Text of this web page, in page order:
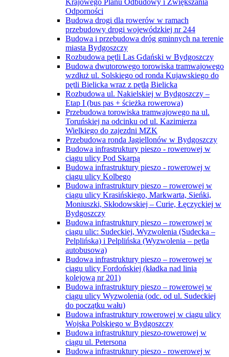
Odporności
Budowa drogi dla rowerów w ramach
przebudowy drogi wojewódzkiej nr 244
Budowa i przebudowa dróg gminnych na terenie
miasta Bydgoszczy
Rozbudowa pętli Las Gdański w Bydgoszczy
Budowa dwutorowego torowiska tramwajowego
wzdłuż ul. Solskiego od ronda Kujawskiego do
pętli Bielicka wraz z pętlą Bielicka
Rozbudowa ul. Nakielskiej w Bydgoszczy –
Etap I (bus pas + ścieżka rowerowa)
Przebudowa torowiska tramwajowego na ul.
Toruńskiej na odcinku od ul. Kazimierza
Wielkiego do zajezdni MZK
Przebudowa ronda Jagiellonów w Bydgoszczy
Budowa infrastruktury pieszo - rowerowej w
ciągu ulicy Pod Skarpą
Budowa infrastruktury pieszo - rowerowej w
ciągu ulicy Kolbego
Budowa infrastruktury pieszo – rowerowej w
ciągu ulicy Krasińskiego, Markwarta, Sieńki,
Moniuszki, Skłodowskiej – Curie, Łęczyckiej w
Bydgoszczy
Budowa infrastruktury pieszo – rowerowej w
ciągu ulic: Sudeckiej, Wyzwolenia (Sudecka –
Pelplińska) i Pelplińska (Wyzwolenia – pętla
autobusowa)
Budowa infrastruktury pieszo – rowerowej w
ciągu ulicy Fordońskiej (kładka nad linią
kolejową nr 201)
Budowa infrastruktury pieszo – rowerowej w
ciągu ulicy Wyzwolenia (odc. od ul. Sudeckiej
do początku wału)
Budowa infrastruktury rowerowej w ciągu ulicy
Wojska Polskiego w Bydgoszczy
Budowa infrastruktury pieszo-rowerowej w
ciągu ul. Petersona
Budowa infrastruktury pieszo - rowerowej w